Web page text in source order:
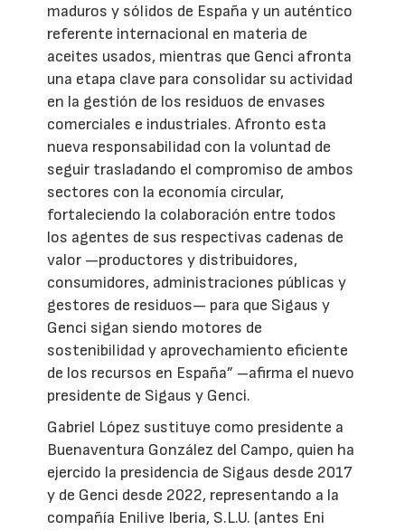
maduros y sólidos de España y un auténtico
referente internacional en materia de
aceites usados, mientras que Genci afronta
una etapa clave para consolidar su actividad
en la gestión de los residuos de envases
comerciales e industriales. Afronto esta
nueva responsabilidad con la voluntad de
seguir trasladando el compromiso de ambos
sectores con la economía circular,
fortaleciendo la colaboración entre todos
los agentes de sus respectivas cadenas de
valor —productores y distribuidores,
consumidores, administraciones públicas y
gestores de residuos— para que Sigaus y
Genci sigan siendo motores de
sostenibilidad y aprovechamiento eficiente
de los recursos en España” –afirma el nuevo
presidente de Sigaus y Genci.
Gabriel López sustituye como presidente a
Buenaventura González del Campo, quien ha
ejercido la presidencia de Sigaus desde 2017
y de Genci desde 2022, representando a la
compañía Enilive Iberia, S.L.U. (antes Eni